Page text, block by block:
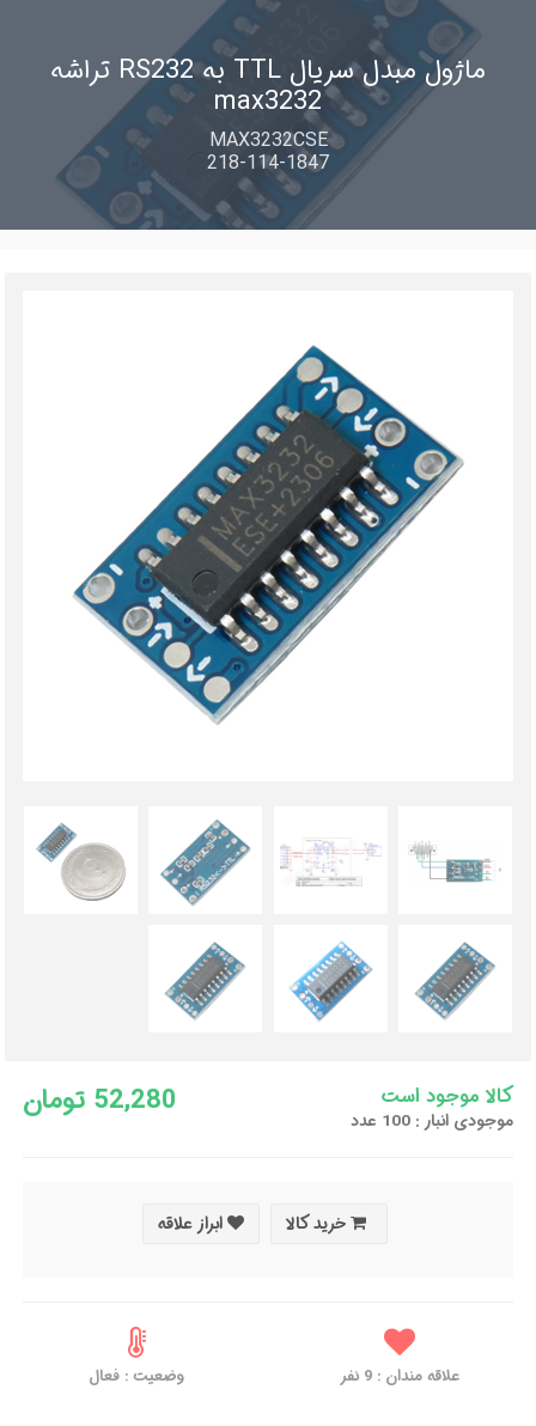
ماژول مبدل سریال TTL به RS232 تراشه
max3232
MAX3232CSE
218-114-1847
52,280 تومان کالا موجود است
موجودی انبار : 100 عدد
خرید کالا ابراز علاقه
علاقه مندان : 9 نفر وضعیت : فعال